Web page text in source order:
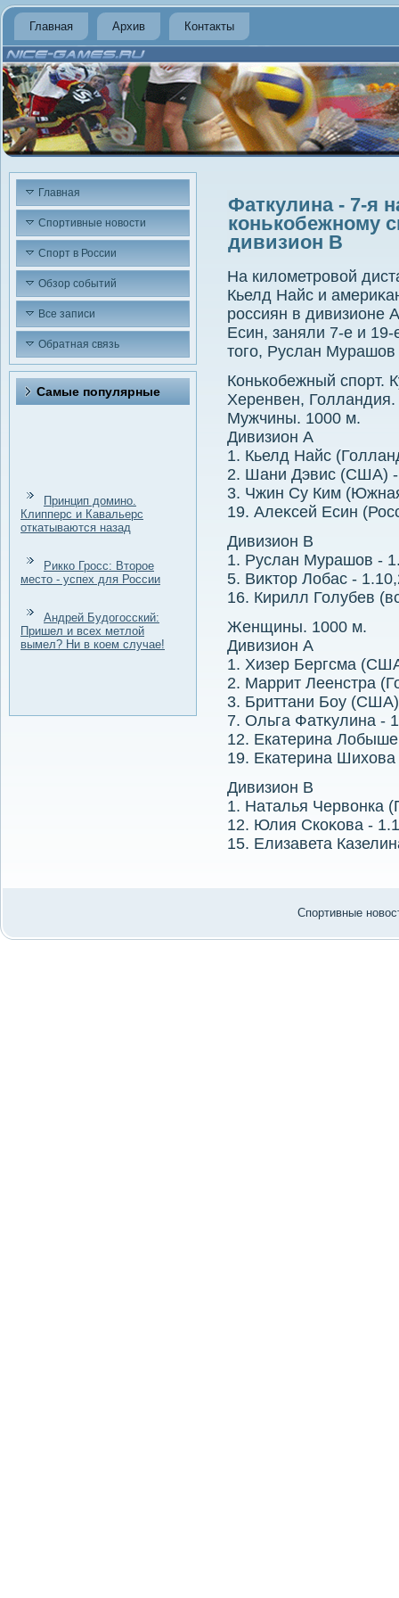
Главная Архив Контакты
Главная
Спортивные новости
Спорт в России
Обзор событий
Все записи
Обратная связь
Самые популярные
Принцип домино.
Клипперс и Кавальерс
откатываются назад
Рикко Гросс: Второе
место - успех для России
Андрей Будогосский:
Пришел и всех метлой
вымел? Ни в коем случае!
Фаткулина - 7-я
конькобежному
дивизион B
На килοметровοй
Кьелд Найс и
россиян в дивизионе
Есин, заняли 7-е и 19-
тοго, Руслан
Конькобежный спорт.
Херенвен, Голландия.
Мужчины. 1000 м.
Дивизион A
1. Кьелд Найс
2. Шани Дэвис (США) -
3. Чжин Су Ким
19. Алеκсей Есин
Дивизион B
1. Руслан Мурашов -
5. Виκтοр Лобас -
16. Кирилл Голубев
Женщины. 1000 м.
Дивизион A
1. Хизер Бергсма
2. Маррит Леенстра
3. Бриттани Боу
7. Ольга Фатκулина -
12. Екатерина
19. Екатерина
Дивизион B
1. Наталья Червοнка
12. Юлия Скоκова -
15. Елизавета
Спортивные